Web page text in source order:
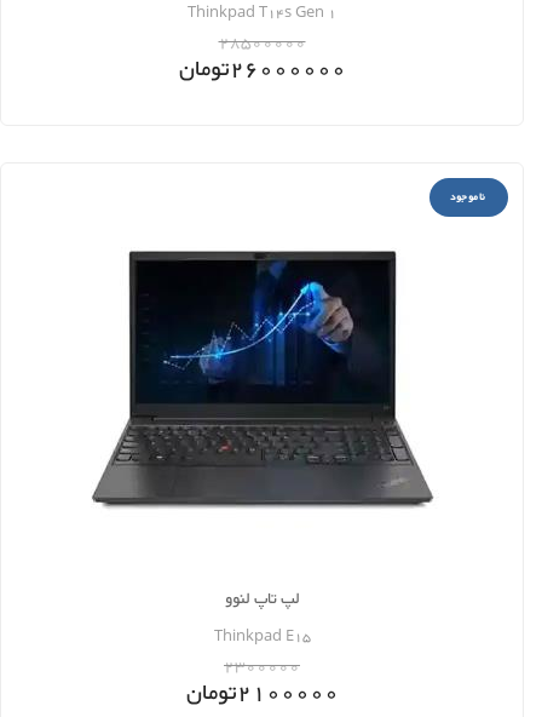
Thinkpad T14s Gen 1
28500000
26000000تومان
ناموجود
لپ تاپ لنوو
Thinkpad E15
2300000
2100000تومان